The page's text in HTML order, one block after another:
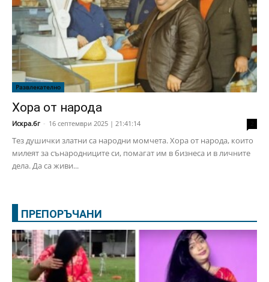
Развлекателно
Хора от народа
Искра.бг - 16 септември 2025 | 21:41:14
Тез душички златни са народни момчета. Хора от народа, които
милеят за сънародниците си, помагат им в бизнеса и в личните
дела. Да са живи...
ПРЕПОРЪЧАНИ